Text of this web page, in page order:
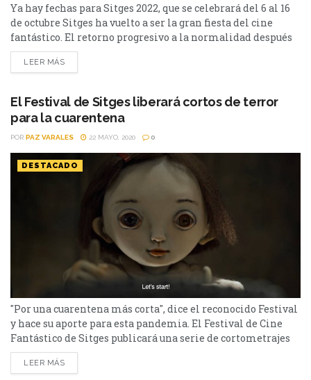
Ya hay fechas para Sitges 2022, que se celebrará del 6 al 16
de octubre Sitges ha vuelto a ser la gran fiesta del cine
fantástico. El retorno progresivo a la normalidad después
de la edición pandémica de 2020 se ha traducido en cifras
de éxito en la edición de este año, que cerró sus puertas el
LEER MÁS
El Festival de Sitges liberará cortos de terror
para la cuarentena
POR PAZ VARALES 22 MAYO, 2020 0
DESTACADO
"Por una cuarentena más corta", dice el reconocido Festival
y hace su aporte para esta pandemia. El Festival de Cine
Fantástico de Sitges publicará una serie de cortometrajes
para ver durante de aislamiento social. La apertura de este
festival online llamado “Sitges Countdown” estará a cargo
LEER MÁS